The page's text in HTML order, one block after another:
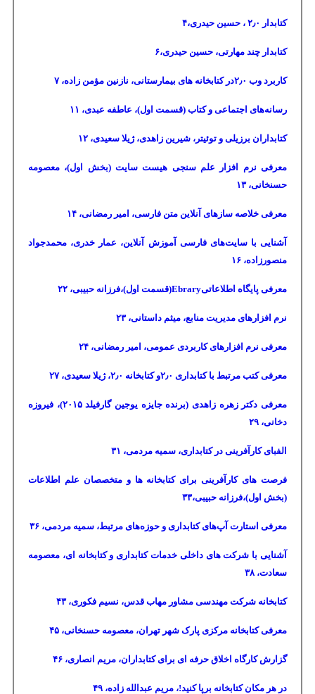
کتابدار ۲٫۰ ، حسین حیدری،۴
کتابدار چند مهارتی، حسین حیدری،۶
کاربرد وب ۲٫۰ در کتابخانه های بیمارستانی، نازنین مؤمن زاده،۷
رسانه‌های اجتماعی و کتاب (قسمت اول)، عاطفه عبدی، ۱۱
کتابداران برزیلی و توئیتر، شیرین زاهدی، ژیلا سعیدی، ۱۲
معرفی نرم افزار علم سنجی هیست سایت (بخش اول)، معصومه
حسنخانی،۱۳
معرفی خلاصه سازهای آنلاین متن فارسی، امیر رمضانی، ۱۴
آشنایی با سایت‌های فارسی آموزش آنلاین، عمار خدری، محمدجواد
منصورزاده، ۱۶
معرفی پایگاه اطلاعاتیEbrary(قسمت اول)،فرزانه حبیبی، ۲۲
نرم افزارهای مدیریت منابع، میثم داستانی،۲۳
معرفی نرم افزارهای کاربردی عمومی، امیر رمضانی، ۲۴
معرفی کتب مرتبط با کتابداری ۲٫۰ و کتابخانه ۲٫۰ ، ژیلا سعیدی،۲۷
معرفی دکتر زهره زاهدی (برنده جایزه یوجین گارفیلد۲۰۱۵) ، فیروزه
دخانی، ۲۹
الفبای کارآفرینی در کتابداری، سمیه مردمی، ۳۱
فرصت های کارآفرینی برای کتابخانه ها و متخصصان علم اطلاعات
(بخش اول)،فرزانه حبیبی،۳۳
معرفی استارت آپ‌های کتابداری و حوزه‌های مرتبط، سمیه مردمی، ۳۶
آشنایی با شرکت های داخلی خدمات کتابداری و کتابخانه ای، معصومه
سعادت،۳۸
کتابخانه شرکت مهندسی مشاور مهاب قدس، نسیم فکوری،۴۳
معرفی کتابخانه مرکزی پارک شهر تهران، معصومه حسنخانی، ۴۵
گزارش کارگاه اخلاق حرفه ای برای کتابداران، مریم انصاری، ۴۶
در هر مکان کتابخانه برپا کنید!، مریم عبدالله زاده، ۴۹